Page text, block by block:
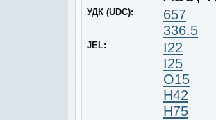
УДК (UDC):
657
336.5
JEL:
I22
I25
O15
H42
H75